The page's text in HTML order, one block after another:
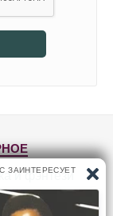
и фэнтези
триллеры